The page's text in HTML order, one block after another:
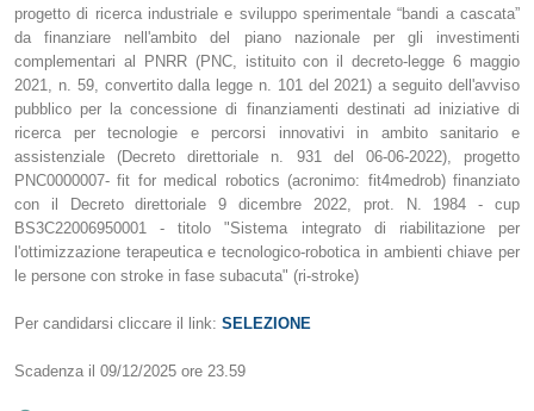
progetto di ricerca industriale e sviluppo sperimentale “bandi a cascata”
da finanziare nell'ambito del piano nazionale per gli investimenti
complementari al PNRR (PNC, istituito con il decreto-legge 6 maggio
2021, n. 59, convertito dalla legge n. 101 del 2021) a seguito dell'avviso
pubblico per la concessione di finanziamenti destinati ad iniziative di
ricerca per tecnologie e percorsi innovativi in ambito sanitario e
assistenziale (Decreto direttoriale n. 931 del 06-06-2022), progetto
PNC0000007- fit for medical robotics (acronimo: fit4medrob) finanziato
con il Decreto direttoriale 9 dicembre 2022, prot. N. 1984 - cup
BS3C22006950001 - titolo "Sistema integrato di riabilitazione per
l'ottimizzazione terapeutica e tecnologico-robotica in ambienti chiave per
le persone con stroke in fase subacuta" (ri-stroke)
Per candidarsi cliccare il link: SELEZIONE
Scadenza il 09/12/2025 ore 23.59